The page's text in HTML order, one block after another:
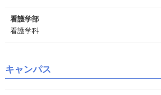
看護学部
看護学科
キャンパス